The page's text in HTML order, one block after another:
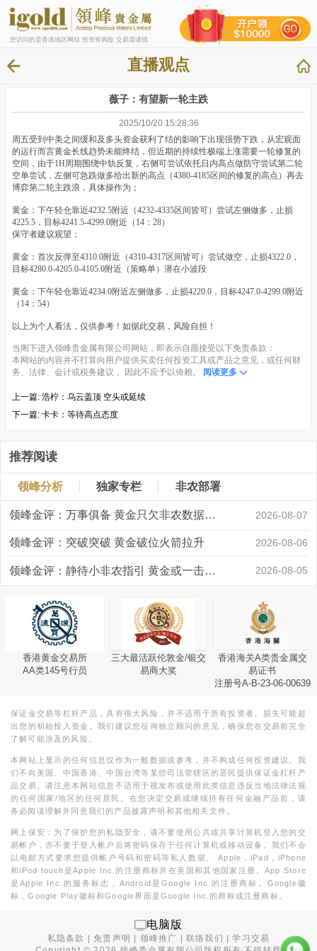
您访问的是香港地区网站 投资有风险 交易需谨慎
直播观点
薇子：有望新一轮主跌
2025/10/20 15:28:36
周五受到中美之间缓和及多头资金获利了结的影响下出现强势下跌，从宏观面
的运行而言黄金长线趋势未能终结，但近期的持续性极端上涨需要一轮修复的
空间，由于1H周期围绕中轨反复，右侧可尝试依托日内高点做防守尝试第二轮
空单尝试，左侧可急跌做多给出新的高点（4380-4185区间的修复的高点）再去
博弈第二轮主跌浪，具体操作为；
黄金：下午轻仓靠近4232.5附近（4232-4335区间皆可）尝试左侧做多，止损
4225.5，目标4241.5-4299.0附近（14：28）
保守者建议观望；
黄金：首次反弹至4310.0附近（4310-4317区间皆可）尝试做空，止损4322.0，
目标4280.0-4205.0-4105.0附近（策略单）潜在小波段
黄金：下午轻仓靠近4234.0附近左侧做多，止损4220.0，目标4247.0-4299.0附近
（14：54）
以上为个人看法，仅供参考！如据此交易，风险自担！
当阁下进入领峰贵金属有限公司网站，即表示自愿接受以下免责条款：
本网站的内容并不打算向用户提供买卖任何投资工具或产品之意见，或任何财
务、法律、会计或税务建议， 因此不应予以倚赖。
阅读更多
上一篇: 浩柠：乌云盖顶 空头或延续
下一篇: 卡卡：等待高点态度
推荐阅读
领峰分析 独家专栏 非农部署
领峰金评：万事俱备 黄金只欠非农数据“东风” 2026-08-07
领峰金评：突破突破 黄金破位火箭拉升 2026-08-06
领峰金评：静待小非农指引 黄金或一击破局 2026-08-05
香港黄金交易所
AA类145号行员
三大最活跃伦敦金/银交
易商大奖
香港海关A类贵金属交
易证书
注册号A-B-23-06-00639
保证金交易等杠杆产品，具有很大风险，并不适用于所有投资者。损失可能超
出您的初始投入资金。我们建议您征询独立顾问的意见，确保您在交易前完全
了解可能涉及的风险。
本网站上显示的任何信息仅作为一般数据或参考，并不构成任何投资建议。我
们不向美国、中国香港、中国台湾等某些司法管辖区的居民提供保证金杠杆产
品交易。请注意本网站信息不适用于视发布或使用此类信息违反当地法律法规
的任何国家/地区的任何居民。在您决定交易或继续持有任何金融产品前，请
务必阅读理解并同意我们的产品披露声明和其他相关文件。
网上保安：为了保护您的私隐安全，请不要使用公共或共享计算机登入您的交
易帐户，亦不要于登入帐户后将密码保存于任何计算机或移动设备。我们不会
以电邮方式要求您提供帐户号码和密码等私人数据。 Apple，iPad，iPhone
和iPod touch是Apple Inc.的注册商标并在美国和其他国家注册。App Store
是Apple Inc.的服务标志，Android是Google Inc.的注册商标。Google徽
标，Google Play徽标和Google界面是Google Inc.的商标或注册商标。
电脑版
私隐条款 |免责声明 领峰推广 |联络我们 |学习交易